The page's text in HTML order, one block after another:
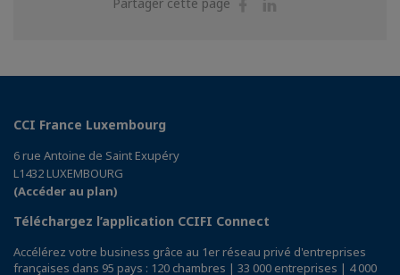
CCI France Luxembourg
6 rue Antoine de Saint Exupéry
L1432 LUXEMBOURG
(Accéder au plan)
Téléchargez l’application CCIFI Connect
Accélérez votre business grâce au 1er réseau privé d'entreprises
françaises dans 95 pays : 120 chambres | 33 000 entreprises | 4 000